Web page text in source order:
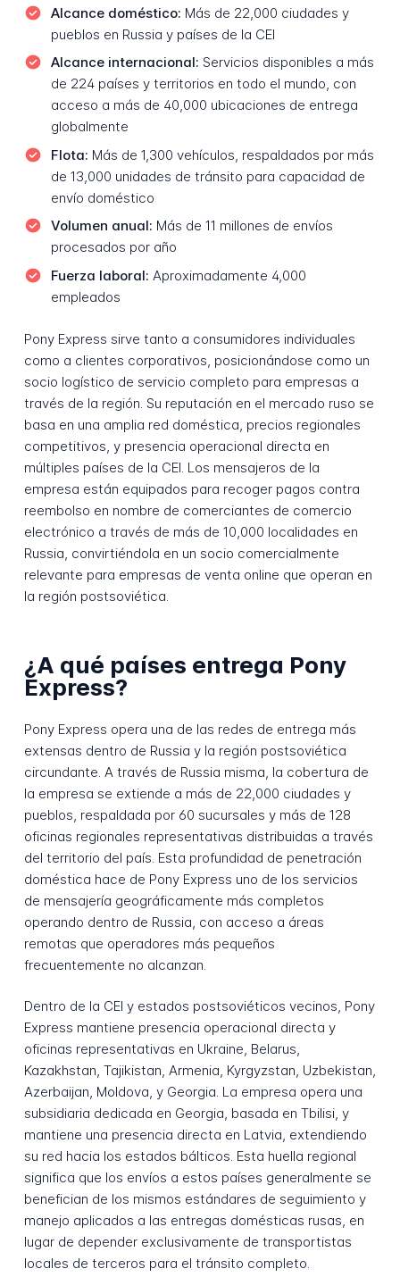
Alcance doméstico: Más de 22,000 ciudades y
pueblos en Russia y países de la CEI
Alcance internacional: Servicios disponibles a más
de 224 países y territorios en todo el mundo, con
acceso a más de 40,000 ubicaciones de entrega
globalmente
Flota: Más de 1,300 vehículos, respaldados por más
de 13,000 unidades de tránsito para capacidad de
envío doméstico
Volumen anual: Más de 11 millones de envíos
procesados por año
Fuerza laboral: Aproximadamente 4,000
empleados
Pony Express sirve tanto a consumidores individuales
como a clientes corporativos, posicionándose como un
socio logístico de servicio completo para empresas a
través de la región. Su reputación en el mercado ruso se
basa en una amplia red doméstica, precios regionales
competitivos, y presencia operacional directa en
múltiples países de la CEI. Los mensajeros de la
empresa están equipados para recoger pagos contra
reembolso en nombre de comerciantes de comercio
electrónico a través de más de 10,000 localidades en
Russia, convirtiéndola en un socio comercialmente
relevante para empresas de venta online que operan en
la región postsoviética.
¿A qué países entrega Pony
Express?
Pony Express opera una de las redes de entrega más
extensas dentro de Russia y la región postsoviética
circundante. A través de Russia misma, la cobertura de
la empresa se extiende a más de 22,000 ciudades y
pueblos, respaldada por 60 sucursales y más de 128
oficinas regionales representativas distribuidas a través
del territorio del país. Esta profundidad de penetración
doméstica hace de Pony Express uno de los servicios
de mensajería geográficamente más completos
operando dentro de Russia, con acceso a áreas
remotas que operadores más pequeños
frecuentemente no alcanzan.
Dentro de la CEI y estados postsoviéticos vecinos, Pony
Express mantiene presencia operacional directa y
oficinas representativas en Ukraine, Belarus,
Kazakhstan, Tajikistan, Armenia, Kyrgyzstan, Uzbekistan,
Azerbaijan, Moldova, y Georgia. La empresa opera una
subsidiaria dedicada en Georgia, basada en Tbilisi, y
mantiene una presencia directa en Latvia, extendiendo
su red hacia los estados bálticos. Esta huella regional
significa que los envíos a estos países generalmente se
benefician de los mismos estándares de seguimiento y
manejo aplicados a las entregas domésticas rusas, en
lugar de depender exclusivamente de transportistas
locales de terceros para el tránsito completo.